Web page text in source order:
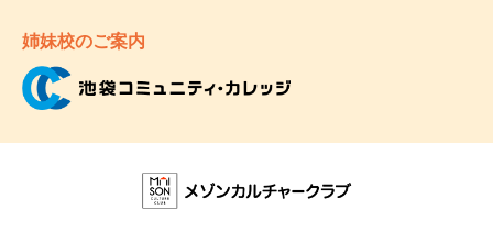
姉妹校のご案内